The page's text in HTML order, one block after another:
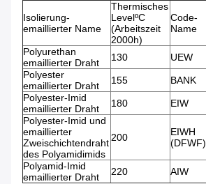
Isolierung-
emaillierter Name
Thermisches
LevelºC
(Arbeitszeit
2000h)
Code-
Name
Polyurethan
emaillierter Draht
130 UEW
Polyester
emaillierter Draht
155 BANK
Polyester-Imid
emaillierter Draht
180 EIW
Polyester-Imid und
emaillierter
Zweischichtendraht
des Polyamidimids
200
EIWH
(DFWF)
Polyamid-Imid
emaillierter Draht
220 AIW